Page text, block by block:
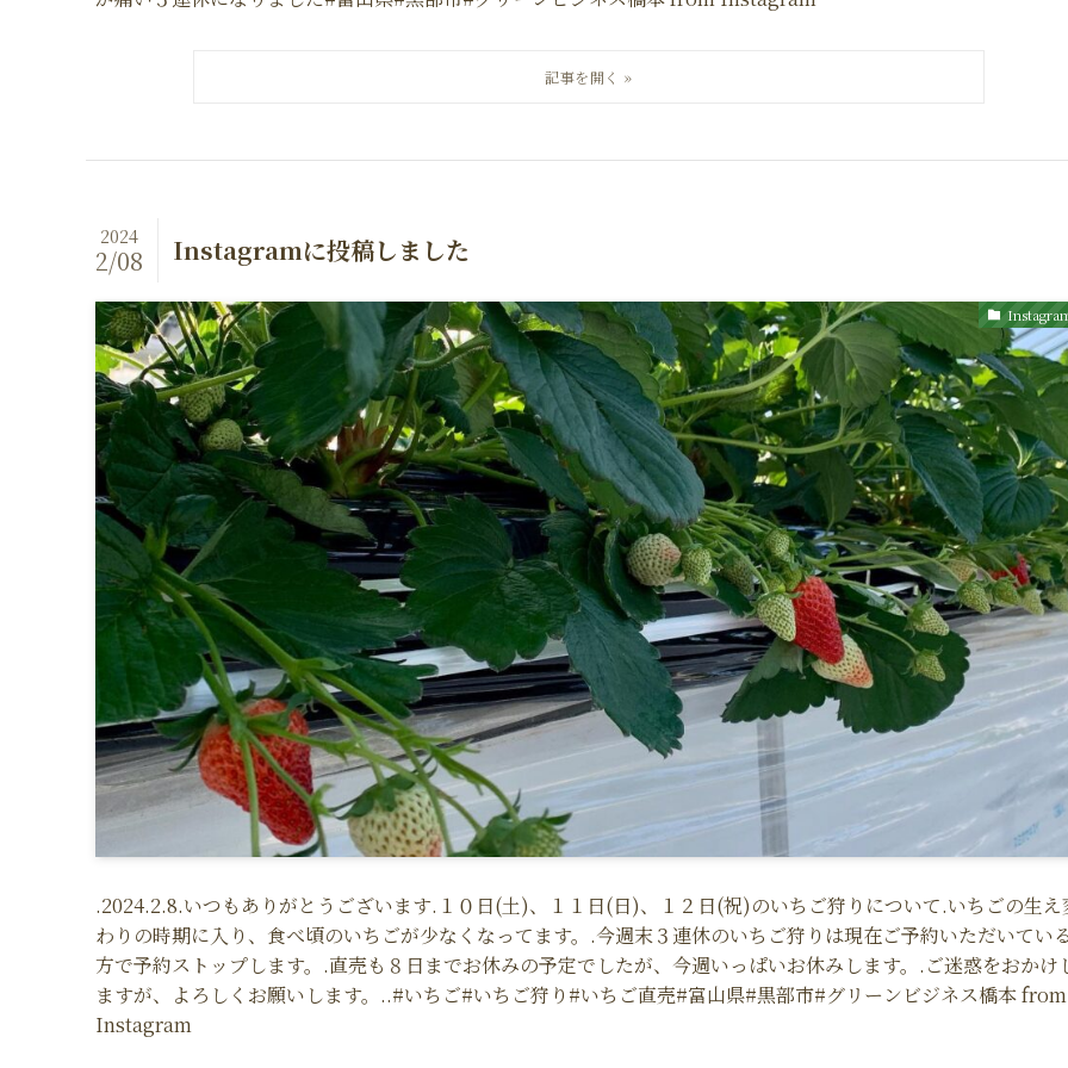
Instagramに投稿しました
2024
2/08
.2024.2.8.いつもありがとうございます.１０日(土)、１１日(日)、１２日(祝)のいちご狩りについて.いちごの生え
わりの時期に入り、食べ頃のいちごが少なくなってます。.今週末３連休のいちご狩りは現在ご予約いただいてい
方で予約ストップします。.直売も８日までお休みの予定でしたが、今週いっぱいお休みします。.ご迷惑をおかけ
ますが、よろしくお願いします。..#いちご#いちご狩り#いちご直売#富山県#黒部市#グリーンビジネス橋本 from
Instagram